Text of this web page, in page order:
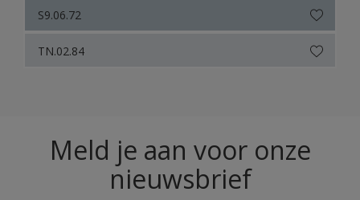
S9.06.72
TN.02.84
Meld je aan voor onze
nieuwsbrief